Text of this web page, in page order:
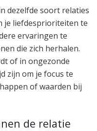
dezelfde soort relaties
je liefdesprioriteiten te
ervaringen te
die zich herhalen.
of in ongezonde
zijn om je focus te
of waarden bij
de relatie